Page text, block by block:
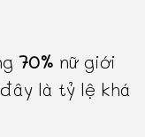
70% nữ giới
là tỷ lệ khá